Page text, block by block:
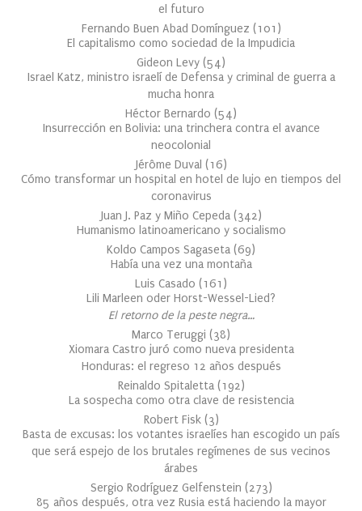
el futuro
Fernando Buen Abad Domínguez (101 )
El capitalismo como sociedad de la Impudicia
Gideon Levy (54)
Israel Katz, ministro israelí de Defensa y criminal de guerra a
mucha honra
Héctor Bernardo (54)
Insurrección en Bolivia: una trinchera contra el avance
neocolonial
Jérôme Duval (16)
Cómo transformar un hospital en hotel de lujo en tiempos del
coronavirus
Juan J. Paz y Miño Cepeda (342)
Humanismo latinoamericano y socialismo
Koldo Campos Sagaseta (69)
Había una vez una montaña
Luis Casado (161 )
Lili Marleen oder Horst-Wessel-Lied?
El retorno de la peste negra…
Marco Teruggi (38)
Xiomara Castro juró como nueva presidenta
Honduras: el regreso 12 años después
Reinaldo Spitaletta (192)
La sospecha como otra clave de resistencia
Robert Fisk (3)
Basta de excusas: los votantes israelíes han escogido un país
que será espejo de los brutales regímenes de sus vecinos
árabes
Sergio Rodríguez Gelfenstein (273)
85 años después, otra vez Rusia está haciendo la mayor